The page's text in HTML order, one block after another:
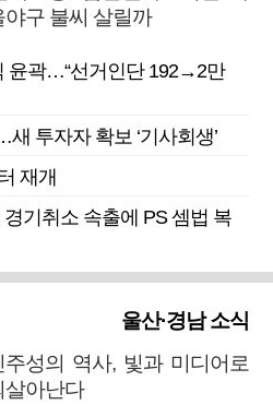
야구 불씨 살릴까
윤곽…“선거인단 192→2만
투자자 확보 ‘기사회생’
재개
기취소 속출에 PS 셈법 복
울산·경남 소식
주성의 역사, 빛과 미디어로
살아난다